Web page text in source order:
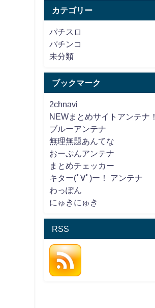
カテゴリー
パチスロ
パチンコ
未分類
ブックマーク
2chnavi
NEWまとめサイトアンテナ！
ブルーアンテナ
無理無題あんてな
おーぷんアンテナ
まとめチェッカー
キター(ﾟ∀ﾟ)ー！ アンテナ
わっぽん
にゅきにゅき
RSS